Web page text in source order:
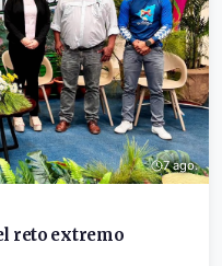
7 ago.
reto extremo